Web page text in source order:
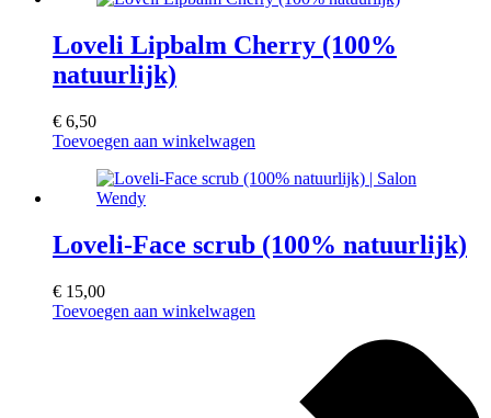
Loveli Lipbalm Cherry (100%
natuurlijk)
€ 6,50
Toevoegen aan winkelwagen
Loveli-Face scrub (100% natuurlijk)
€ 15,00
Toevoegen aan winkelwagen